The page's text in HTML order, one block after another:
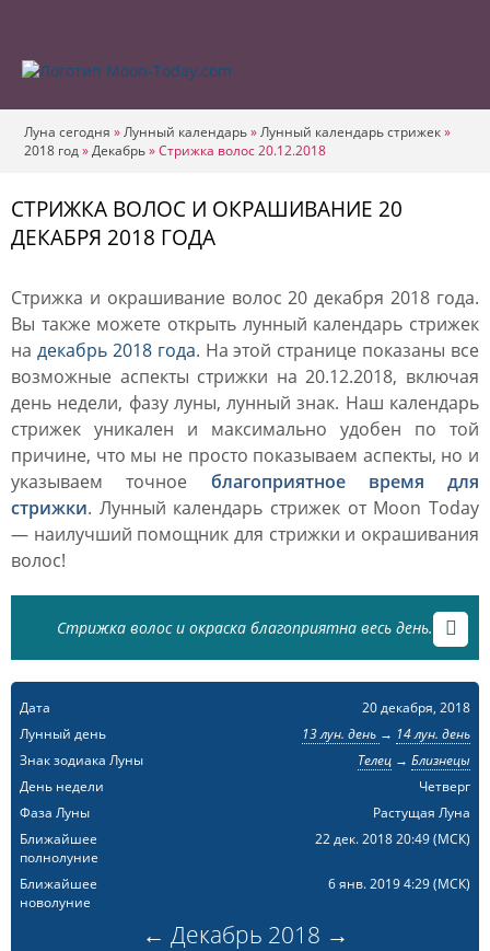
Луна сегодня »Лунный календарь»Лунный календарь стрижек»
2018 год»Декабрь»Стрижка волос 20.12.2018
СТРИЖКА ВОЛОС И ОКРАШИВАНИЕ 20
ДЕКАБРЯ 2018 ГОДА
Стрижка и окрашивание волос 20 декабря 2018 года.
Вы также можете открыть лунный календарь стрижек
на декабрь 2018 года. На этой странице показаны все
возможные аспекты стрижки на 20.12.2018, включая
день недели, фазу луны, лунный знак. Наш календарь
стрижек уникален и максимально удобен по той
причине, что мы не просто показываем аспекты, но и
указываем точное благоприятное время для
стрижки. Лунный календарь стрижек от Moon Today
— наилучший помощник для стрижки и окрашивания
волос!
Стрижка волос и окраска благоприятна весь день.
Дата
20 декабря, 2018
Лунный день
13 лун. день → 14 лун. день
Знак зодиака Луны
Телец→ Близнецы
День недели
Четверг
Фаза Луны
Растущая Луна
Ближайшее
полнолуние
22 дек. 2018 20:49(МСК)
Ближайшее
новолуние
6 янв. 2019 4:29(МСК)
← Декабрь 2018 →